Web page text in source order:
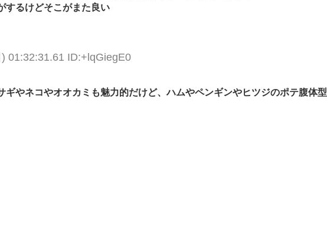
するけどそこがまた良い
01:32:31.61 ID:+lqGiegE0
ギやネコやオオカミも魅力的だけど、ハムやペンギンやヒツジのポテ腹体型